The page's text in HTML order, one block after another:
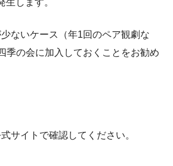
生します。
ないケース（年1回のペア観劇な
季の会に加入しておくことをお勧め
サイトで確認してください。